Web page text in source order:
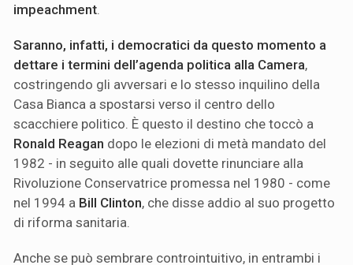
impeachment
Saranno, infatti, i democratici da questo momento a
dettare i termini dell’agenda politica alla Camera,
costringendo gli avversari e lo stesso inquilino della
Casa Bianca a spostarsi verso il centro dello
scacchiere politico. È questo il destino che toccò a
Ronald Reagan dopo le elezioni di metà mandato del
1982 - in seguito alle quali dovette rinunciare alla
Rivoluzione Conservatrice promessa nel 1980 - come
nel 1994 a Bill Clinton, che disse addio al suo progetto
di riforma sanitaria.
Anche se può sembrare controintuitivo, in entrambi i